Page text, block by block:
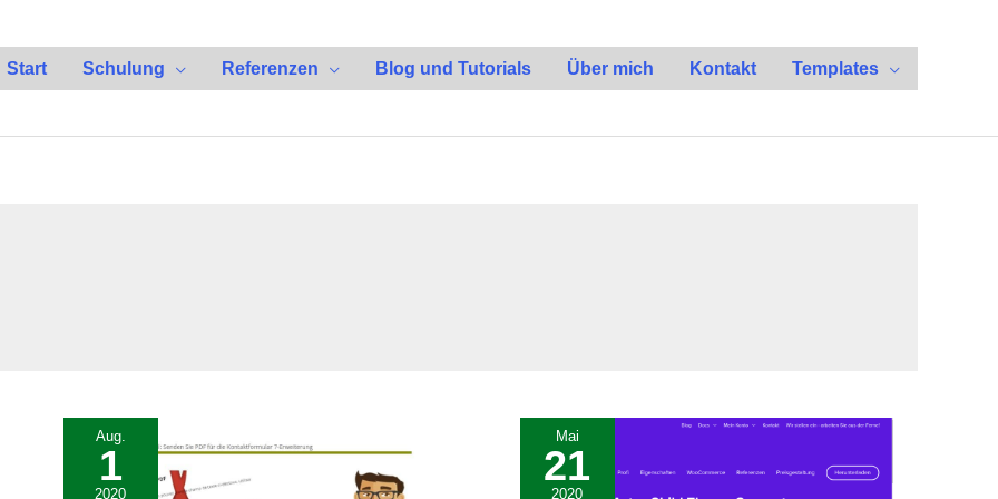
Start Schulung Referenzen Blog und Tutorials Über mich Kontakt Templates
Aug.
1
2020
Mai
21
2020